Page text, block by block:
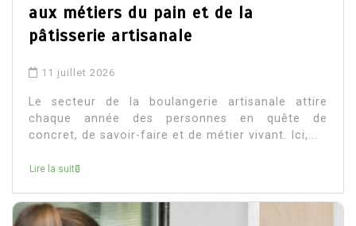
aux métiers du pain et de la
pâtisserie artisanale
11 juillet 2026
Le secteur de la boulangerie artisanale attire
chaque année des personnes en quête de
concret, de savoir-faire et de métier vivant. Ici,...
Lire la suite